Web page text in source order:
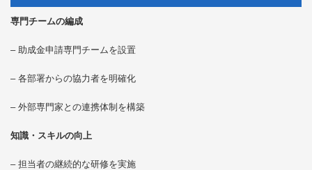
専門チームの編成
– 助成金申請専門チームを設置
– 各部署からの協力者を明確化
– 外部専門家との連携体制を構築
知識・スキルの向上
– 担当者の継続的な研修を実施